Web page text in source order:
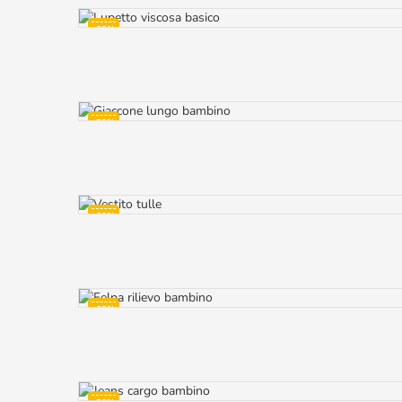
-60%
-50%
-60%
-60%